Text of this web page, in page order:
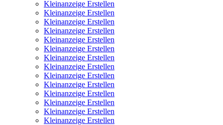
Kleinanzeige Erstellen
Kleinanzeige Erstellen
Kleinanzeige Erstellen
Kleinanzeige Erstellen
Kleinanzeige Erstellen
Kleinanzeige Erstellen
Kleinanzeige Erstellen
Kleinanzeige Erstellen
Kleinanzeige Erstellen
Kleinanzeige Erstellen
Kleinanzeige Erstellen
Kleinanzeige Erstellen
Kleinanzeige Erstellen
Kleinanzeige Erstellen